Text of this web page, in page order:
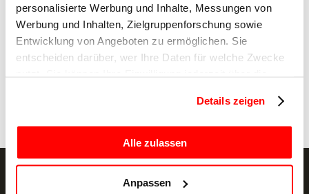
personalisierte Werbung und Inhalte, Messungen von
Werbung und Inhalten, Zielgruppenforschung sowie
Entwicklung von Angeboten zu ermöglichen. Sie
entscheiden darüber, wer Ihre Daten für welche Zwecke
Trigger Symbol ändern oder widerrufen
Wenn Sie es erlauben, würden wir auch gerne:
Informationen über Ihre geografische Lage
Details zeigen
Alle zulassen
Anpassen
Absenden